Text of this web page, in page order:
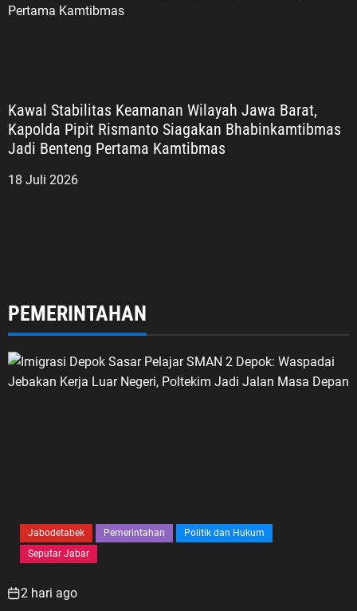
Kawal Stabilitas Keamanan Wilayah Jawa Barat,
Kapolda Pipit Rismanto Siagakan Bhabinkamtibmas
Jadi Benteng Pertama Kamtibmas
18 Juli 2026
PEMERINTAHAN
Jabodetabek Pemerintahan
Politik dan Hukum
Seputar Jabar
2 hari ago